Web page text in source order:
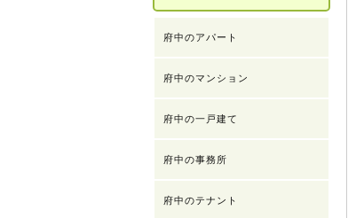
府中のアパート
府中のマンション
府中の一戸建て
府中の事務所
府中のテナント